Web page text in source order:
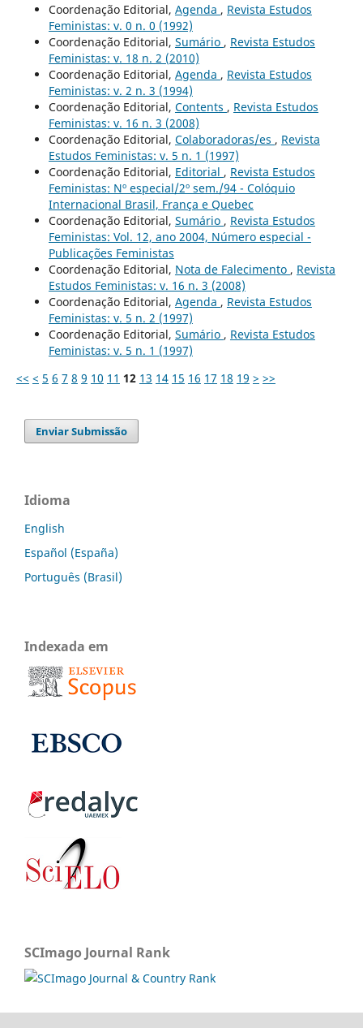
Coordenação Editorial, Agenda , Revista Estudos
Feministas: v. 0 n. 0 (1992)
Coordenação Editorial, Sumário , Revista Estudos
Feministas: v. 18 n. 2 (2010)
Coordenação Editorial, Agenda , Revista Estudos
Feministas: v. 2 n. 3 (1994)
Coordenação Editorial, Contents , Revista Estudos
Feministas: v. 16 n. 3 (2008)
Coordenação Editorial, Colaboradoras/es , Revista
Estudos Feministas: v. 5 n. 1 (1997)
Coordenação Editorial, Editorial , Revista Estudos
Feministas: Nº especial/2º sem./94 - Colóquio
Internacional Brasil, França e Quebec
Coordenação Editorial, Sumário , Revista Estudos
Feministas: Vol. 12, ano 2004, Número especial -
Publicações Feministas
Coordenação Editorial, Nota de Falecimento , Revista
Estudos Feministas: v. 16 n. 3 (2008)
Coordenação Editorial, Agenda , Revista Estudos
Feministas: v. 5 n. 2 (1997)
Coordenação Editorial, Sumário , Revista Estudos
Feministas: v. 5 n. 1 (1997)
<< < 5 6 7 8 9 10 11 12 13 14 15 16 17 18 19 > >>
Enviar Submissão
Idioma
English
Español (España)
Português (Brasil)
Indexada em
SCImago Journal Rank